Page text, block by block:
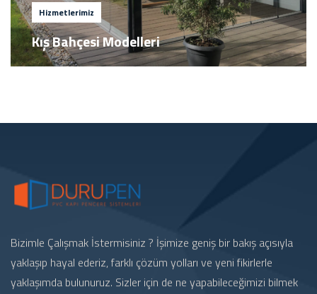
Hizmetlerimiz
Kış Bahçesi Modelleri
Bizimle Çalışmak İstermisiniz ? İşimize geniş bir bakış açısıyla
yaklaşıp hayal ederiz, farklı çözüm yolları ve yeni fikirlerle
yaklaşımda bulunuruz. Sizler için de ne yapabileceğimizi bilmek